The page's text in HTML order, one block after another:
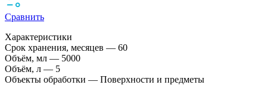
Сравнить
Характеристики
Срок хранения, месяцев — 60
Объём, мл — 5000
Объём, л — 5
Объекты обработки — Поверхности и предметы